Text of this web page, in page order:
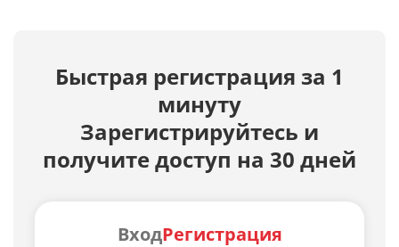
Быстрая регистрация за 1
минуту
Зарегистрируйтесь и
получите доступ на 30 дней
ВходРегистрация